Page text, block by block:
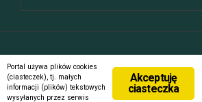
Themeisle.
Akceptuję
ciasteczka
Portal używa plików cookies
(ciasteczek), tj. małych
informacji (plików) tekstowych
wysyłanych przez serwis